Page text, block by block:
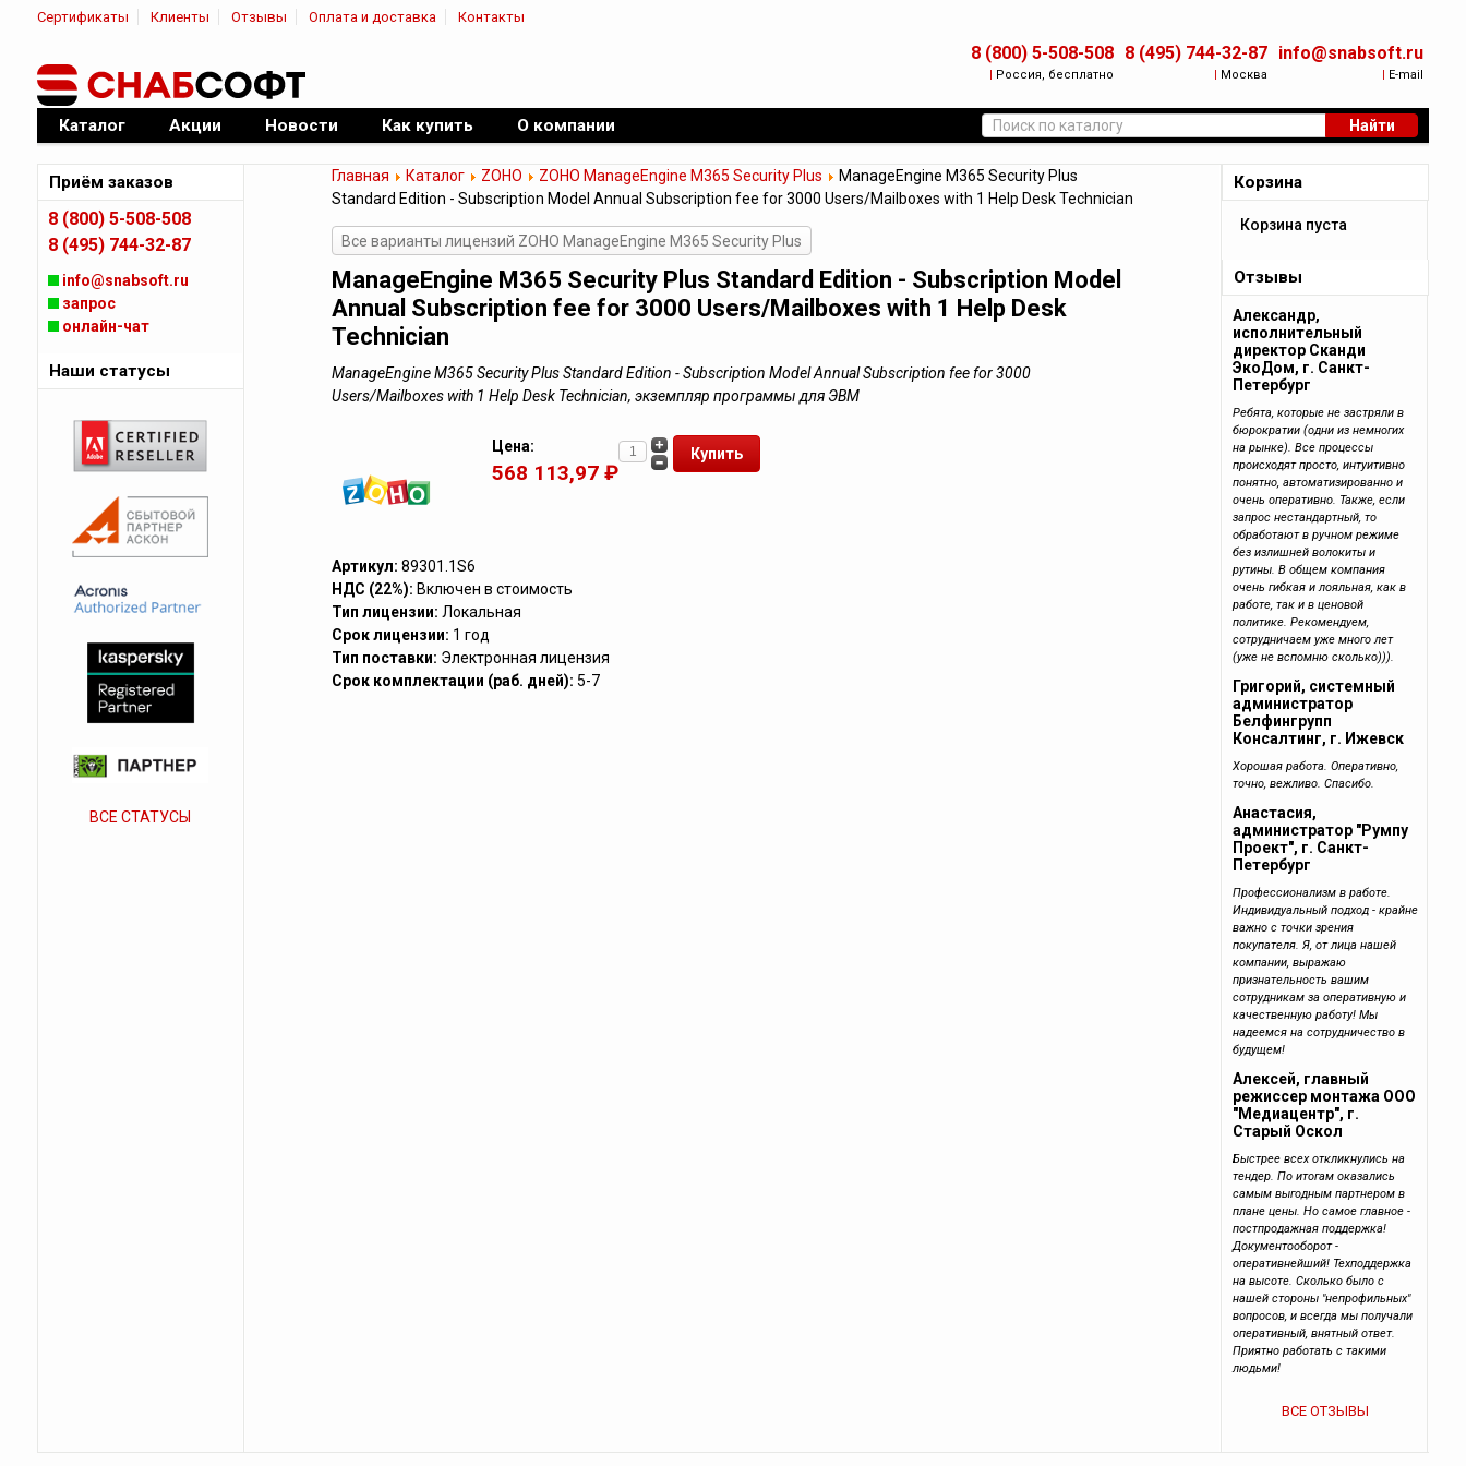
Сертификаты Клиенты Отзывы Оплата и доставка Контакты
8 (800) 5-508-508
| Россия, бесплатно
8 (495) 744-32-87
| Москва
info@snabsoft.ru
| E-mail
Официальный дилер ПО
Каталог Акции Новости Как купить О компании Найти
Главная Каталог ZOHO ZOHO ManageEngine M365 Security Plus
ManageEngine M365 Security Plus
Standard Edition - Subscription Model Annual Subscription fee for 3000 Users/Mailboxes with 1 Help Desk Technician
Все варианты лицензий ZOHO ManageEngine M365 Security Plus
ManageEngine M365 Security Plus Standard Edition - Subscription Model
Annual Subscription fee for 3000 Users/Mailboxes with 1 Help Desk
Technician
ManageEngine M365 Security Plus Standard Edition - Subscription Model Annual Subscription fee for 3000
Users/Mailboxes with 1 Help Desk Technician, экземпляр программы для ЭВМ
Цена:
568 113,97 ₽
Артикул: 89301.1S6
НДС (22%): Включен в стоимость
Тип лицензии: Локальная
Срок лицензии: 1 год
Тип поставки: Электронная лицензия
Срок комплектации (раб. дней): 5-7
Приём заказов
8 (800) 5-508-508
8 (495) 744-32-87
info@snabsoft.ru
запрос
онлайн-чат
Наши статусы
ВСЕ СТАТУСЫ
Корзина
Корзина пуста
Отзывы
Александр,
исполнительный
директор Сканди
ЭкоДом, г. Санкт-
Петербург
Ребята, которые не застряли в
бюрократии (одни из немногих
на рынке). Все процессы
происходят просто, интуитивно
понятно, автоматизированно и
очень оперативно. Также, если
запрос нестандартный, то
обработают в ручном режиме
без излишней волокиты и
рутины. В общем компания
очень гибкая и лояльная, как в
работе, так и в ценовой
политике. Рекомендуем,
сотрудничаем уже много лет
(уже не вспомню сколько))).
Григорий, системный
администратор
Белфингрупп
Консалтинг, г. Ижевск
Хорошая работа. Оперативно,
точно, вежливо. Спасибо.
Анастасия,
администратор "Румпу
Проект", г. Санкт-
Петербург
Профессионализм в работе.
Индивидуальный подход - крайне
важно с точки зрения
покупателя. Я, от лица нашей
компании, выражаю
признательность вашим
сотрудникам за оперативную и
качественную работу! Мы
надеемся на сотрудничество в
будущем!
Алексей, главный
режиссер монтажа ООО
"Медиацентр", г.
Старый Оскол
Быстрее всех откликнулись на
тендер. По итогам оказались
самым выгодным партнером в
плане цены. Но самое главное -
постпродажная поддержка!
Документооборот -
оперативнейший! Техподдержка
на высоте. Сколько было с
нашей стороны "непрофильных"
вопросов, и всегда мы получали
оперативный, внятный ответ.
Приятно работать с такими
людьми!
ВСЕ ОТЗЫВЫ